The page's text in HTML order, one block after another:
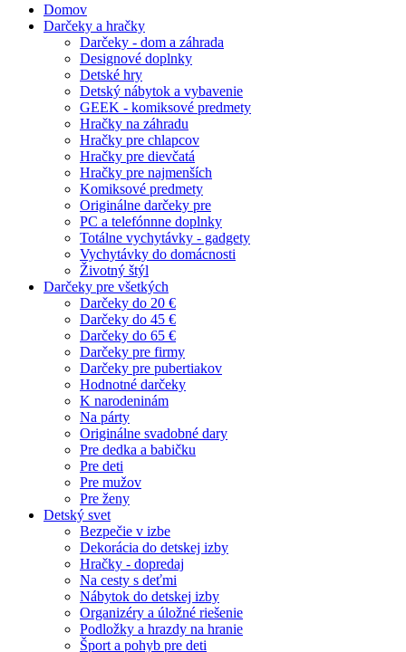
Domov
Darčeky a hračky
Darčeky - dom a záhrada
Designové doplnky
Detské hry
Detský nábytok a vybavenie
GEEK - komiksové predmety
Hračky na záhradu
Hračky pre chlapcov
Hračky pre dievčatá
Hračky pre najmenších
Komiksové predmety
Originálne darčeky pre
PC a telefónnne doplnky
Totálne vychytávky - gadgety
Vychytávky do domácnosti
Životný štýl
Darčeky pre všetkých
Darčeky do 20 €
Darčeky do 45 €
Darčeky do 65 €
Darčeky pre firmy
Darčeky pre pubertiakov
Hodnotné darčeky
K narodeninám
Na párty
Originálne svadobné dary
Pre dedka a babičku
Pre deti
Pre mužov
Pre ženy
Detský svet
Bezpečie v izbe
Dekorácia do detskej izby
Hračky - dopredaj
Na cesty s deťmi
Nábytok do detskej izby
Organizéry a úložné riešenie
Podložky a hrazdy na hranie
Šport a pohyb pre deti